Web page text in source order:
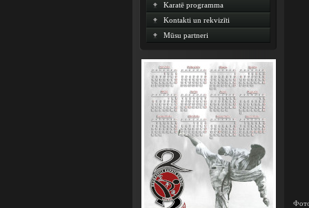
Karatē programma
Kontakti un rekvizīti
Mūsu partneri